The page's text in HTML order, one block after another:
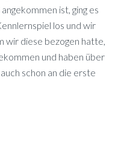
ist, ging es
los und wir
wir die­se be­zo­gen hat­te,
und ha­ben über
schon an die ers­te